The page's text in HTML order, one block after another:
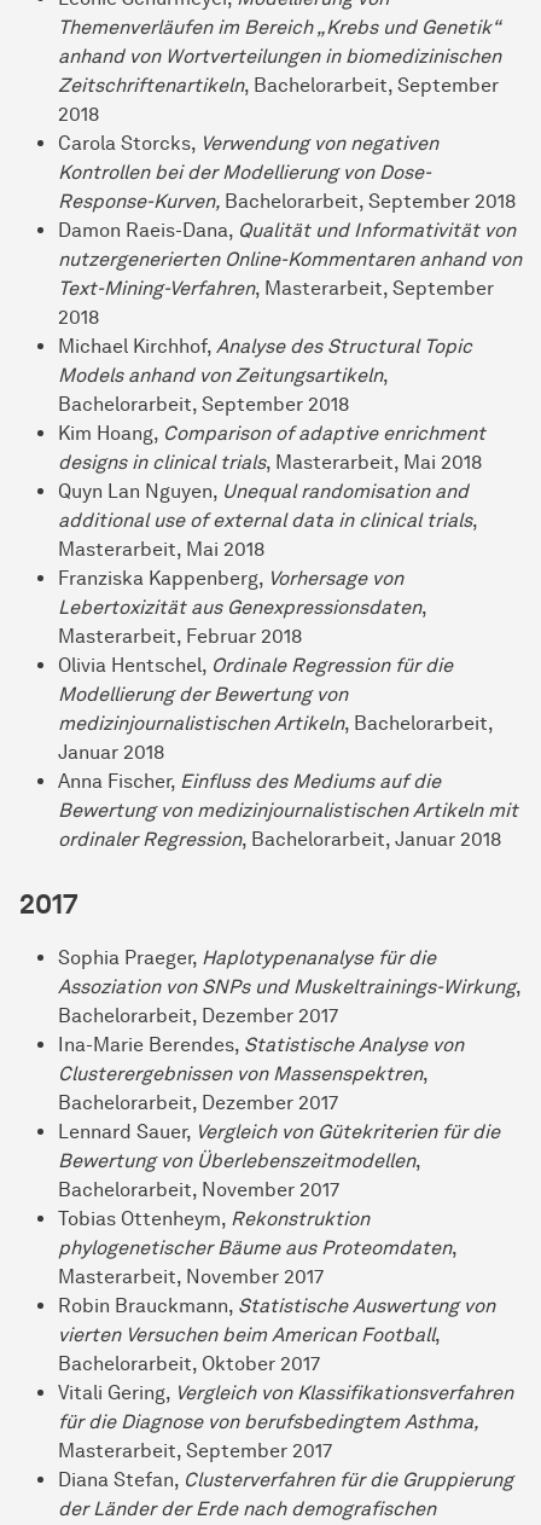
Themenverläufen im Bereich „Krebs und Genetik“
anhand von Wortverteilungen in biomedizinischen
Zeitschriftenartikeln, Bachelorarbeit, September
2018
Carola Storcks, Verwendung von negativen
Kontrollen bei der Modellierung von Dose-
Response-Kurven, Bachelorarbeit, September 2018
Damon Raeis-Dana, Qualität und Informativität von
nutzergenerierten Online-Kommentaren anhand von
Text-Mining-Verfahren, Masterarbeit, September
2018
Michael Kirchhof, Analyse des Structural Topic
Models anhand von Zeitungsartikeln,
Bachelorarbeit, September 2018
Kim Hoang, Comparison of adaptive enrichment
designs in clinical trials, Masterarbeit, Mai 2018
Quyn Lan Nguyen, Unequal randomisation and
additional use of external data in clinical trials,
Masterarbeit, Mai 2018
Franziska Kappenberg, Vorhersage von
Lebertoxizität aus Genexpressionsdaten,
Masterarbeit, Februar 2018
Olivia Hentschel, Ordinale Regression für die
Modellierung der Bewertung von
medizinjournalistischen Artikeln, Bachelorarbeit,
Januar 2018
Anna Fischer, Einfluss des Mediums auf die
Bewertung von medizinjournalistischen Artikeln mit
ordinaler Regression, Bachelorarbeit, Januar 2018
2017
Sophia Praeger, Haplotypenanalyse für die
Assoziation von SNPs und Muskeltrainings-Wirkung,
Bachelorarbeit, Dezember 2017
Ina-Marie Berendes, Statistische Analyse von
Clusterergebnissen von Massenspektren,
Bachelorarbeit, Dezember 2017
Lennard Sauer, Vergleich von Gütekriterien für die
Bewertung von Überlebenszeitmodellen,
Bachelorarbeit, November 2017
Tobias Ottenheym, Rekonstruktion
phylogenetischer Bäume aus Proteomdaten,
Masterarbeit, November 2017
Robin Brauckmann, Statistische Auswertung von
vierten Versuchen beim American Football,
Bachelorarbeit, Oktober 2017
Vitali Gering, Vergleich von Klassifikationsverfahren
für die Diagnose von berufsbedingtem Asthma,
Masterarbeit, September 2017
Diana Stefan, Clusterverfahren für die Gruppierung
der Länder der Erde nach demografischen